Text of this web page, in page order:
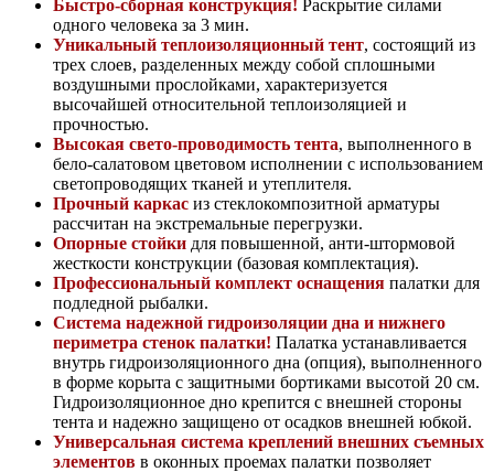
Быстро-сборная конструкция! Раскрытие силами
одного человека за 3 мин.
Уникальный теплоизоляционный тент, состоящий из
трех слоев, разделенных между собой сплошными
воздушными прослойками, характеризуется
высочайшей относительной теплоизоляцией и
прочностью.
Высокая свето-проводимость тента, выполненного в
бело-салатовом цветовом исполнении с использованием
светопроводящих тканей и утеплителя.
Прочный каркас из стеклокомпозитной арматуры
рассчитан на экстремальные перегрузки.
Опорные стойки для повышенной, анти-штормовой
жесткости конструкции (базовая комплектация).
Профессиональный комплект оснащения палатки для
подледной рыбалки.
Система надежной гидроизоляции дна и нижнего
периметра стенок палатки! Палатка устанавливается
внутрь гидроизоляционного дна (опция), выполненного
в форме корыта с защитными бортиками высотой 20 см.
Гидроизоляционное дно крепится с внешней стороны
тента и надежно защищено от осадков внешней юбкой.
Универсальная система креплений внешних съемных
элементов в оконных проемах палатки позволяет